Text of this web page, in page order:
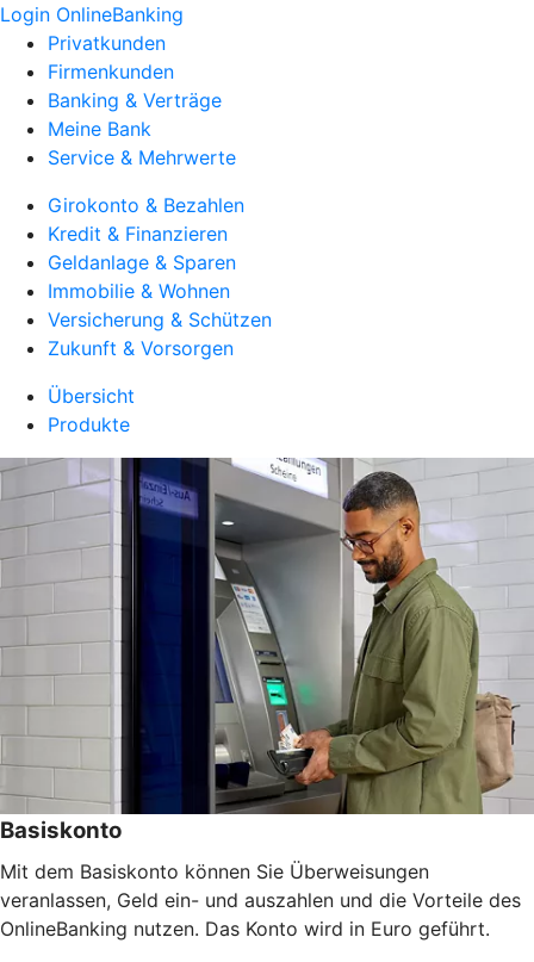
Login OnlineBanking
Privatkunden
Firmenkunden
Banking & Verträge
Meine Bank
Service & Mehrwerte
Girokonto & Bezahlen
Kredit & Finanzieren
Geldanlage & Sparen
Immobilie & Wohnen
Versicherung & Schützen
Zukunft & Vorsorgen
Übersicht
Produkte
Basiskonto
Mit dem Basiskonto können Sie Überweisungen
veranlassen, Geld ein- und auszahlen und die Vorteile des
OnlineBanking nutzen. Das Konto wird in Euro geführt.